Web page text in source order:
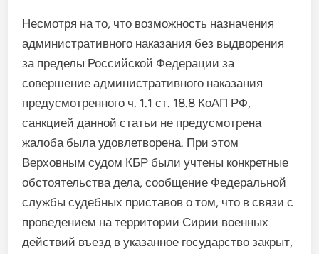
Несмотря на то, что возможность назначения
административного наказания без выдворения
за пределы Российской Федерации за
совершение административного наказания
предусмотренного ч. 1.1 ст. 18.8 КоАП РФ,
санкцией данной статьи не предусмотрена
жалоба была удовлетворена. При этом
Верховным судом КБР были учтены конкретные
обстоятельства дела, сообщение Федеральной
службы судебных приставов о том, что в связи с
проведением на территории Сирии военных
действий въезд в указанное государство закрыт,